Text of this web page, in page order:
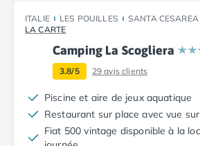
Camping Haute-Normandie
Camping Eure
Camping Ile-de-France
Camping Essonne
Camping Val d'Oise
Camping Val-de-Marne
Camping Languedoc-Roussillon
ITALIE LES POUILLES SANTA CESAREA
LA CARTE
Camping La Scogliera
3.8/5 29avis clients
Piscine et aire de jeux aquatique
Restaurant sur place avec vue
Fiat 500 vintage disponible à la